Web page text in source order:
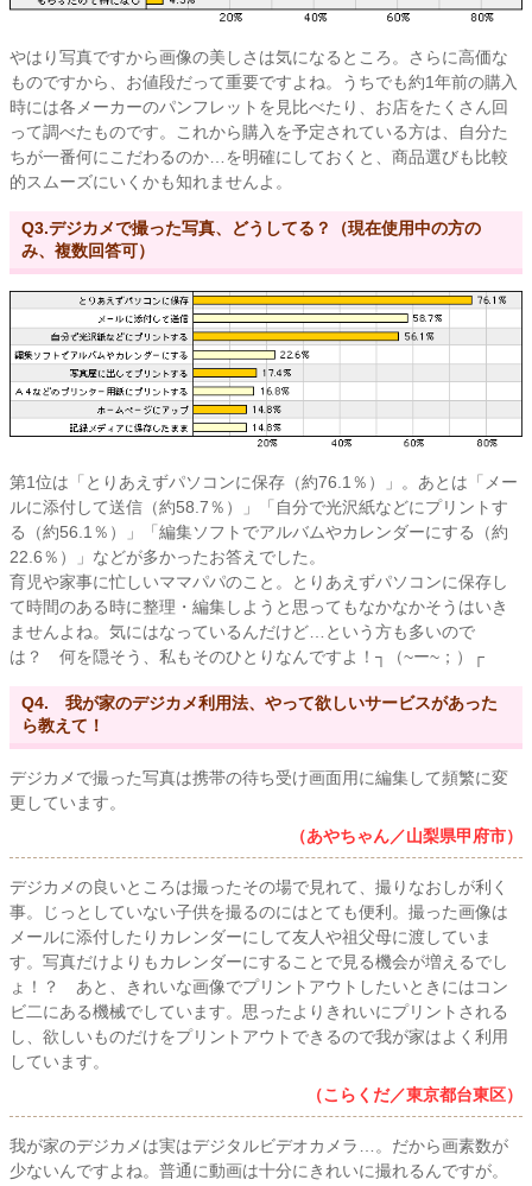
やはり写真ですから画像の美しさは気になるところ。さらに高価な
ものですから、お値段だって重要ですよね。うちでも約1年前の購入
時には各メーカーのパンフレットを見比べたり、お店をたくさん回
って調べたものです。これから購入を予定されている方は、自分た
ちが一番何にこだわるのか…を明確にしておくと、商品選びも比較
的スムーズにいくかも知れませんよ。
Q3.デジカメで撮った写真、どうしてる？（現在使用中の方の
み、複数回答可）
第1位は「 とりあえずパソコンに保存 （約76.1％）」。あとは「 メー
ルに添付して送信 （約58.7％）」「 自分で光沢紙などにプリントす
る
（約56.1％）」「 編集ソフトでアルバムやカレンダーにする
（約
22.6％）」などが多かったお答えでした。
育児や家事に忙しいママパパのこと。とりあえずパソコンに保存し
て時間のある時に整理・編集しようと思ってもなかなかそうはいき
ませんよね。気にはなっているんだけど…という方も多いので
は？ 何を隠そう、私もそのひとりなんですよ！┐（~ー~；）┌
Q4. 我が家のデジカメ利用法、やって欲しいサービスがあった
ら教えて！
デジカメで撮った写真は携帯の待ち受け画面用に編集して頻繁に変
更しています。
（あやちゃん／山梨県甲府市）
デジカメの良いところは撮ったその場で見れて、撮りなおしが利く
事。じっとしていない子供を撮るのにはとても便利。撮った画像は
メールに添付したりカレンダーにして友人や祖父母に渡していま
す。写真だけよりもカレンダーにすることで見る機会が増えるでし
ょ！？ あと、きれいな画像でプリントアウトしたいときにはコン
ビ二にある機械でしています。思ったよりきれいにプリントされる
し、欲しいものだけをプリントアウトできるので我が家はよく利用
しています。
（こらくだ／東京都台東区）
我が家のデジカメは実はデジタルビデオカメラ…。だから画素数が
少ないんですよね。普通に動画は十分にきれいに撮れるんですが。